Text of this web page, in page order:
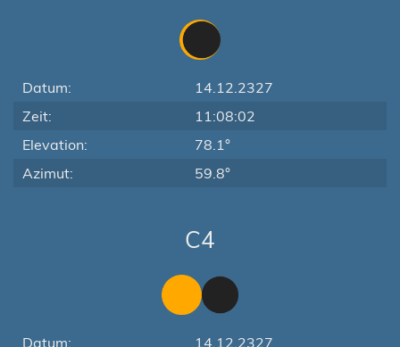
Datum:
14.12.2327
Zeit:
11:08:02
Elevation:
78.1°
Azimut:
59.8°
C4
Datum:
14.12.2327